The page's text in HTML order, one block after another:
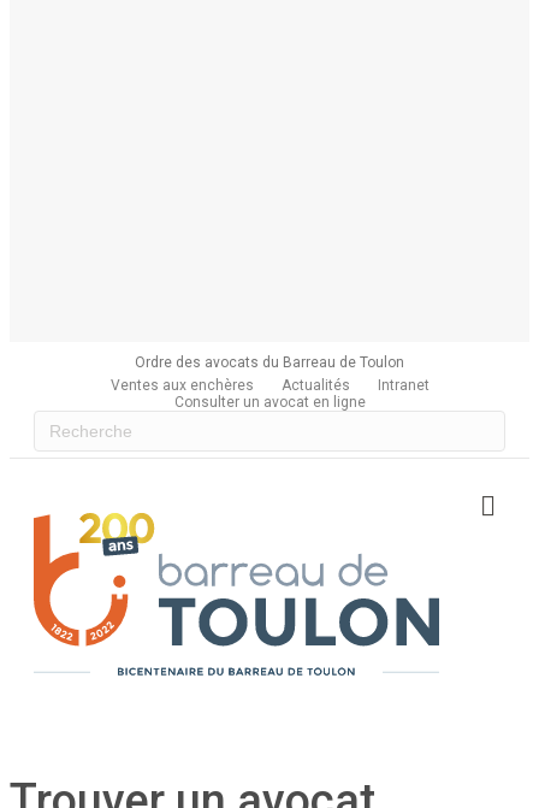
Ordre des avocats du Barreau de Toulon
Ventes aux enchères
Actualités
Intranet
Consulter un avocat en ligne